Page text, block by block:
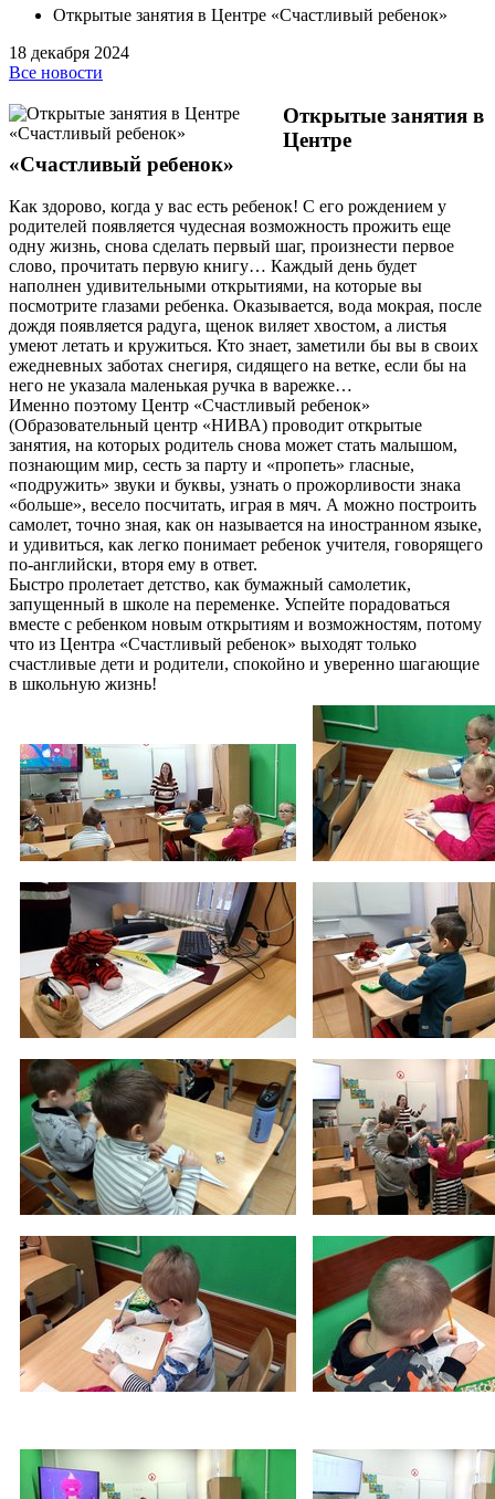
Открытые занятия в Центре «Счастливый ребенок»
18 декабря 2024
Все новости
Открытые занятия в
Центре
«Счастливый ребенок»
Как здорово, когда у вас есть ребенок! С его рождением у
родителей появляется чудесная возможность прожить еще
одну жизнь, снова сделать первый шаг, произнести первое
слово, прочитать первую книгу… Каждый день будет
наполнен удивительными открытиями, на которые вы
посмотрите глазами ребенка. Оказывается, вода мокрая, после
дождя появляется радуга, щенок виляет хвостом, а листья
умеют летать и кружиться. Кто знает, заметили бы вы в своих
ежедневных заботах снегиря, сидящего на ветке, если бы на
него не указала маленькая ручка в варежке…
Именно поэтому Центр «Счастливый ребенок»
(Образовательный центр «НИВА) проводит открытые
занятия, на которых родитель снова может стать малышом,
познающим мир, сесть за парту и «пропеть» гласные,
«подружить» звуки и буквы, узнать о прожорливости знака
«больше», весело посчитать, играя в мяч. А можно построить
самолет, точно зная, как он называется на иностранном языке,
и удивиться, как легко понимает ребенок учителя, говорящего
по-английски, вторя ему в ответ.
Быстро пролетает детство, как бумажный самолетик,
запущенный в школе на переменке. Успейте порадоваться
вместе с ребенком новым открытиям и возможностям, потому
что из Центра «Счастливый ребенок» выходят только
счастливые дети и родители, спокойно и уверенно шагающие
в школьную жизнь!